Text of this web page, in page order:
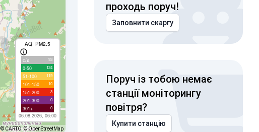
AQI PM2.5
с/д 93
0-50 124
51-100 119
101-150 10
151-200 3
201-300 0
301+ 0
06.08.2026, 06:00
© CARTO © OpenStreetMap
проходь поруч!
Заповнити скаргу
Поруч із тобою немає
станції моніторингу
повітря?
Купити станцію